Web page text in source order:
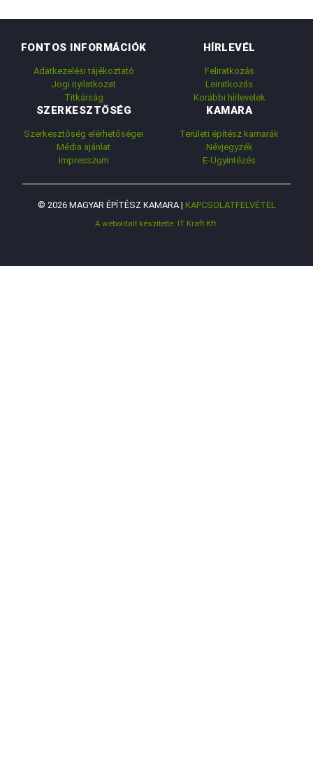
FONTOS INFORMÁCIÓK
Adatkezelési tájékoztató
Jogi nyilatkozat
Titkárság
HÍRLEVÉL
Feliratkozás
Leiratkozás
Korábbi hírlevelek
SZERKESZTŐSÉG
Szerkesztőség elérhetőségei
Média ajánlat
Impresszum
KAMARA
Területi építész kamarák
Névjegyzék
E-Ügyintézés
© 2026 MAGYAR ÉPÍTÉSZ KAMARA | KAPCSOLATFELVÉTEL
A weboldalt készítette: IT Kraft Kft.